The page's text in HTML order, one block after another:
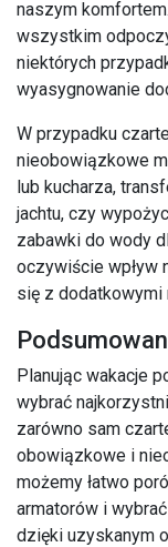
naszym
wszystkim
niektórych
wyasygnowanie
W przypadku
nieobowiązkowe
lub kucharza,
jachtu, czy
zabawki do wody
oczywiście wpływ
się z dodatkowymi
Planując wakacje
wybrać
zarówno sam
obowiązkowe i
możemy łatwo
armatorów i
dzięki uzyskanym